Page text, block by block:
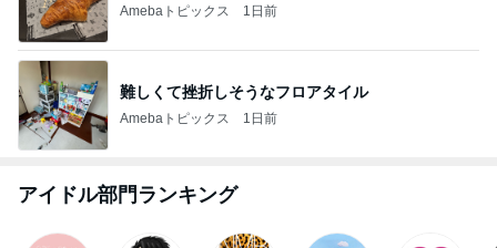
Amebaトピックス 1日前
難しくて挫折しそうなフロアタイル
Amebaトピックス 1日前
アイドル部門ランキング